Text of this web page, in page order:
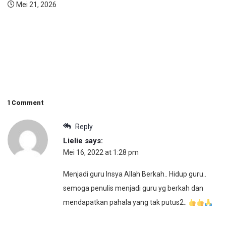
Mei 21, 2026
1 Comment
Reply
Lielie says:
Mei 16, 2022 at 1:28 pm
Menjadi guru Insya Allah Berkah.. Hidup guru..
semoga penulis menjadi guru yg berkah dan
mendapatkan pahala yang tak putus2..